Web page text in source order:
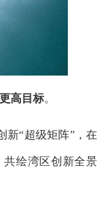
高目标。
“超级矩阵”，在
共绘湾区创新全景